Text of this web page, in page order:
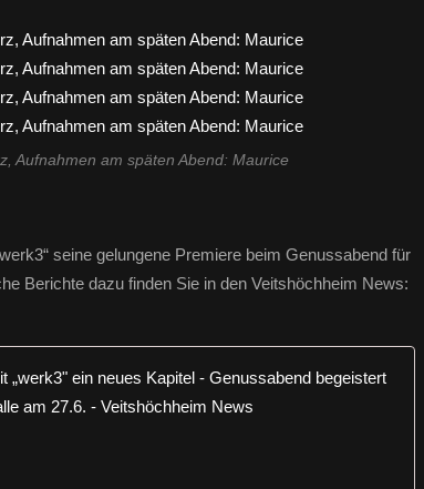
Aufnahmen am späten Abend: Maurice
seine gelungene Premiere beim Genussabend für
Berichte dazu finden Sie in den Veitshöchheim News: